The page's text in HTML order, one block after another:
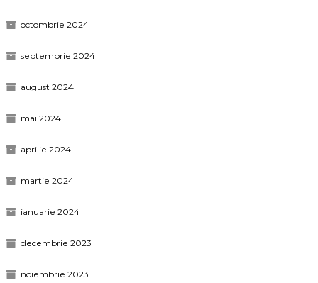
octombrie 2024
septembrie 2024
august 2024
mai 2024
aprilie 2024
martie 2024
ianuarie 2024
decembrie 2023
noiembrie 2023